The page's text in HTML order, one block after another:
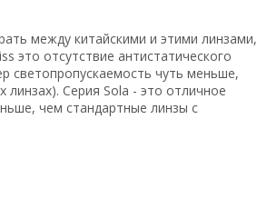
между китайскими и этими линзами,
это отсутствие антистатического
светопропускаемость чуть меньше,
Серия Sola - это отличное
чем стандартные линзы с